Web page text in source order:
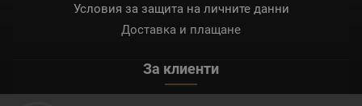
Условия за защита на личните данни
Доставка и плащане
За клиенти